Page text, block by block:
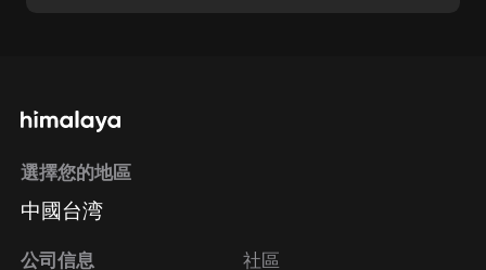
選擇您的地區
中國台湾
公司信息 社區